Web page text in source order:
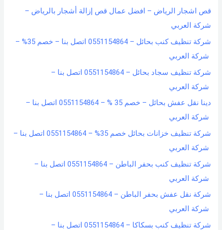
قص اشجار الرياض – افضل عمال قص إزالة أشجار بالرياض –
شركة العربي
شركة تنظيف كنب بحائل – 0551154864 اتصل بنا – خصم 35% –
شركة العربي
شركة تنظيف سجاد بحائل – 0551154864 اتصل بنا –
شركة العربي
دينا نقل عفش بحائل – خصم 35 % – 0551154864 اتصل بنا –
شركة العربي
شركة تنظيف خزانات بحائل خصم 35% – 0551154864 اتصل بنا –
شركة العربي
شركة تنظيف كنب بحفر الباطن – 0551154864 اتصل بنا –
شركة العربي
شركة نقل عفش بحفر الباطن – 0551154864 اتصل بنا –
شركة العربي
شركة تنظيف كنب بسكاكا – 0551154864 اتصل بنا –